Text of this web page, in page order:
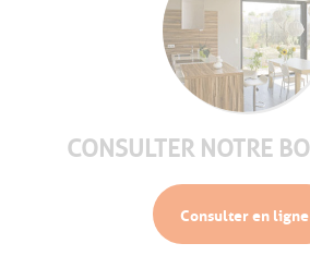
CONSULTER NOTRE
Consulter en ligne